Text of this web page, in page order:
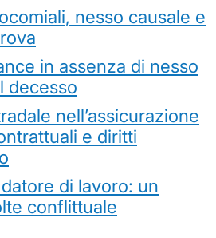
nesso causale e
in assenza di nesso
decesso
nell’assicurazione
e diritti
di lavoro: un
conflittuale